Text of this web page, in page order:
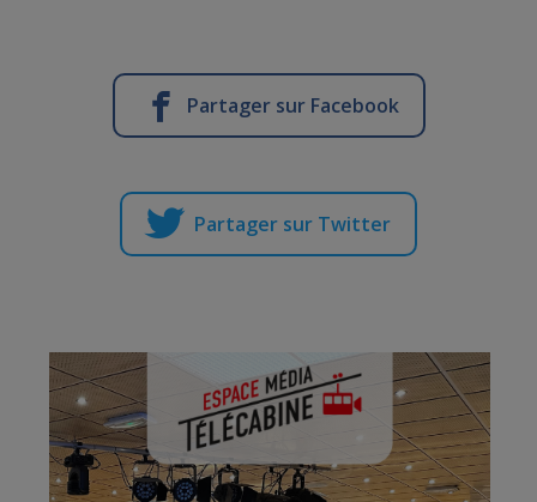
Partager sur Facebook
Partager sur Twitter